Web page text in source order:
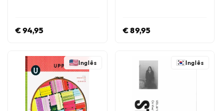
€ 94,95 € 89,95
Inglês Inglês